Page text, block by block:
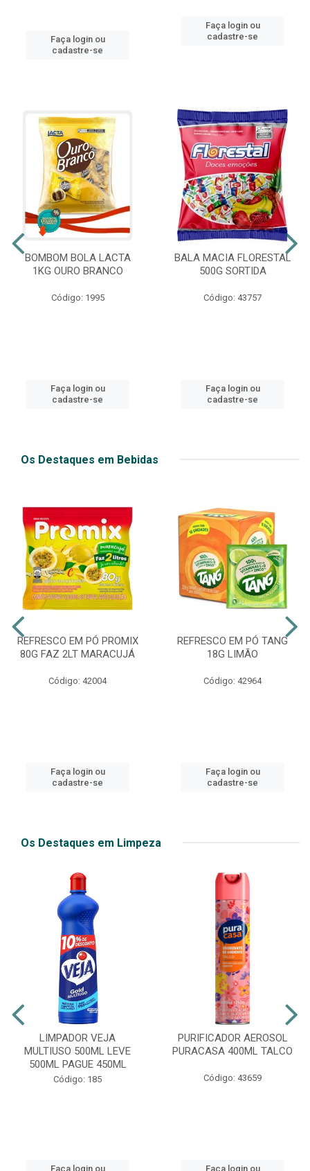
Faça login ou
cadastre-se
Faça login ou
cadastre-se
BOMBOM BOLA LACTA
1KG OURO BRANCO
Código: 1995
Faça login ou
cadastre-se
BALA MACIA FLORESTAL
500G SORTIDA
Código: 43757
Faça login ou
cadastre-se
Os Destaques em Bebidas
REFRESCO EM PÓ PROMIX
80G FAZ 2LT MARACUJÁ
Código: 42004
Faça login ou
cadastre-se
REFRESCO EM PÓ TANG
18G LIMÃO
Código: 42964
Faça login ou
cadastre-se
Os Destaques em Limpeza
LIMPADOR VEJA
MULTIUSO 500ML LEVE
500ML PAGUE 450ML
Código: 185
Faça login ou
PURIFICADOR AEROSOL
PURACASA 400ML TALCO
Código: 43659
Faça login ou